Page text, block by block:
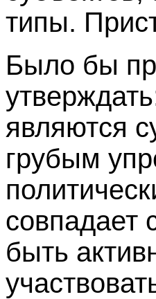
типы.
Было бы
являются
грубым
совпадает
быть